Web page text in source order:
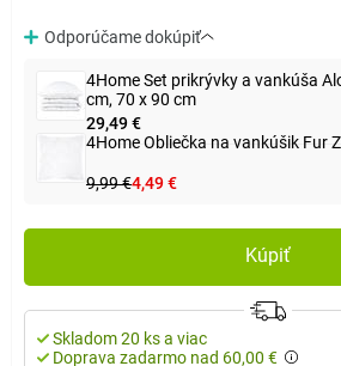
Odporúčame dokúpiť
4Home Set prikrývky a vankúša
cm, 70 x 90 cm
29,49 €
4Home Obliečka na vankúšik Fur
9,99 €4,49 €
Kúpiť
Skladom 20 ks a viac
Doprava zadarmo nad 60,00 €